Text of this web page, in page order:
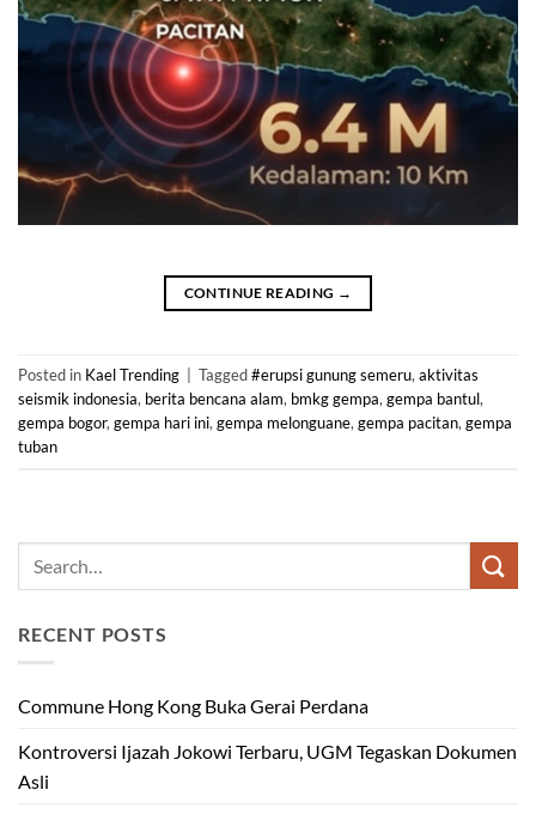
CONTINUE READING →
Posted in Kael Trending Tagged#erupsi gunung semeru, aktivitas
seismik indonesia, berita bencana alam, bmkg gempa, gempa bantul,
gempa bogor, gempa hari ini, gempa melonguane, gempa pacitan, gempa
tuban
RECENT POSTS
Commune Hong Kong Buka Gerai Perdana
Kontroversi Ijazah Jokowi Terbaru, UGM Tegaskan Dokumen
Asli